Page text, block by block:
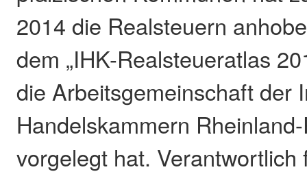
2014 die Realsteuern
dem „IHK-Realsteueratlas
die Arbeitsgemeinschaft der
Handelskammern
vorgelegt hat. Verantwortlich